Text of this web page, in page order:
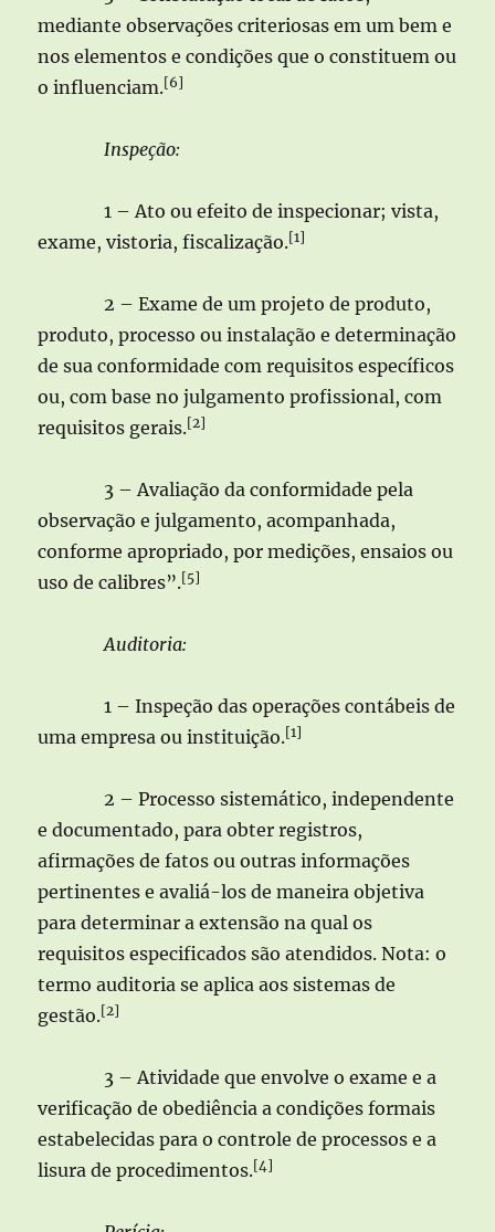
mediante observações criteriosas em um bem e
nos elementos e condições que o constituem ou
o influenciam.[6]
Inspeção:
1 – Ato ou efeito de inspecionar; vista,
exame, vistoria, fiscalização.[1]
2 – Exame de um projeto de produto,
produto, processo ou instalação e determinação
de sua conformidade com requisitos específicos
ou, com base no julgamento profissional, com
requisitos gerais.[2]
3 – Avaliação da conformidade pela
observação e julgamento, acompanhada,
conforme apropriado, por medições, ensaios ou
uso de calibres”.[5]
Auditoria:
1 – Inspeção das operações contábeis de
uma empresa ou instituição.[1]
2 – Processo sistemático, independente
e documentado, para obter registros,
afirmações de fatos ou outras informações
pertinentes e avaliá-los de maneira objetiva
para determinar a extensão na qual os
requisitos especificados são atendidos. Nota: o
termo auditoria se aplica aos sistemas de
gestão.[2]
3 – Atividade que envolve o exame e a
verificação de obediência a condições formais
estabelecidas para o controle de processos e a
lisura de procedimentos.[4]